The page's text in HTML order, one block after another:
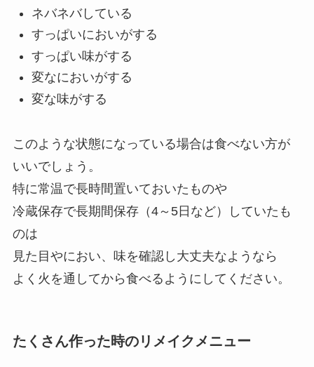
ネバネバしている
すっぱいにおいがする
すっぱい味がする
変なにおいがする
変な味がする
このような状態になっている場合は食べない方が
いいでしょう。
特に常温で長時間置いておいたものや
冷蔵保存で長期間保存（4～5日など）していたも
のは
見た目やにおい、味を確認し大丈夫なようなら
よく火を通してから食べるようにしてください。
たくさん作った時のリメイクメニュー